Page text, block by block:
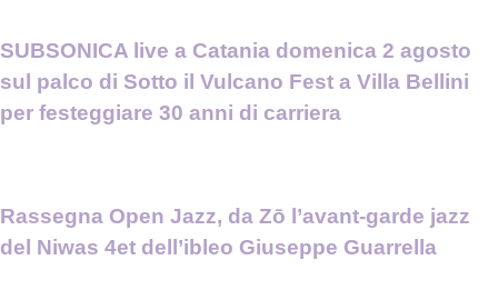
SUBSONICA live a Catania domenica 2 agosto
sul palco di Sotto il Vulcano Fest a Villa Bellini
per festeggiare 30 anni di carriera
Rassegna Open Jazz, da Zō l’avant-garde jazz
del Niwas 4et dell’ibleo Giuseppe Guarrella